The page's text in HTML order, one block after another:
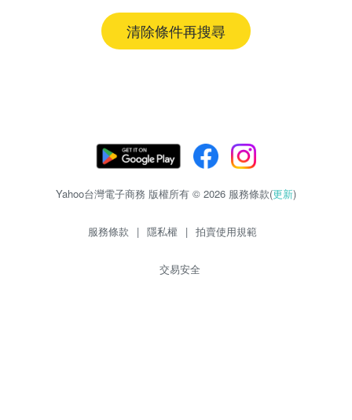
清除條件再搜尋
Yahoo台灣電子商務 版權所有 © 2026 服務條款(更新)
服務條款 | 隱私權 | 拍賣使用規範
交易安全